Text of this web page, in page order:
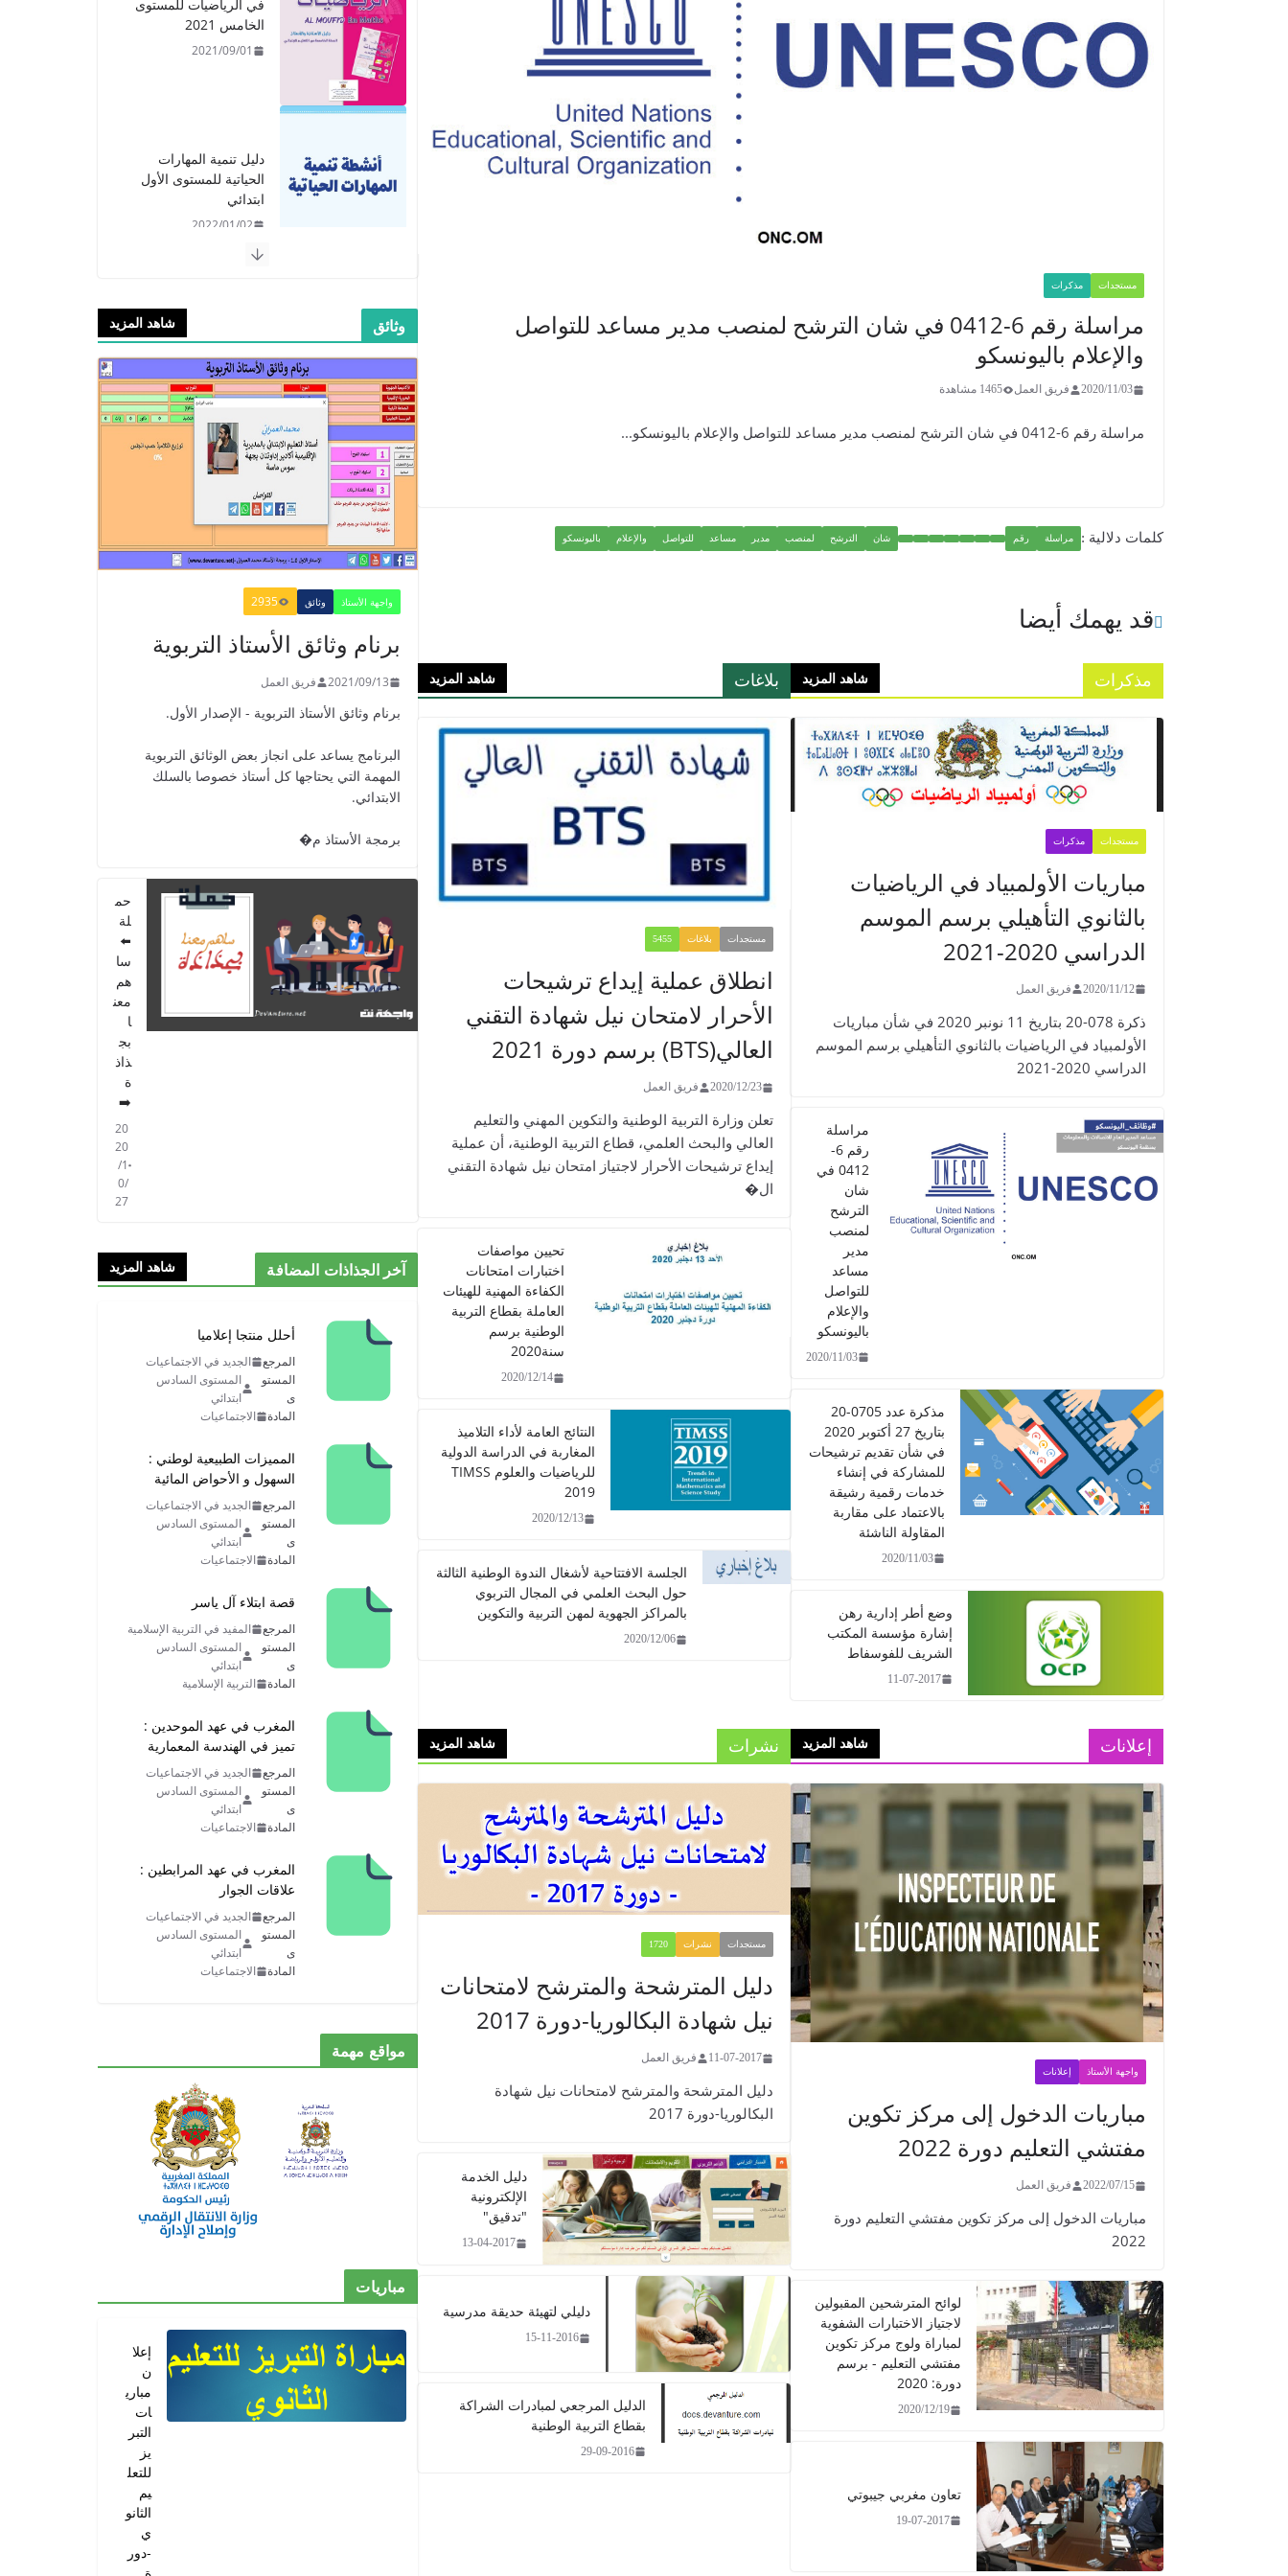
مستجدات مذكرات
مراسلة رقم 6-0412 في شان الترشح لمنصب مدير مساعد للتواصل
والإعلام باليونسكو
2020/11/03 فريق العمل 1465 مشاهدة
​مراسلة رقم 6-0412 في شان الترشح لمنصب مدير مساعد للتواصل والإعلام باليونسكو...
كلمات دلالية : مراسلة رقم شان الترشح لمنصب مدير مساعد للتواصل والإعلام باليونسكو
قد يهمك أيضا
مذكرات شاهد المزيد
مستجدات مذكرات
مباريات الأولمبياد في الرياضيات
بالثانوي التأهيلي برسم الموسم
الدراسي 2020-2021
2020/11/12 فريق العمل
ذكرة 078-20 بتاريخ 11 نونبر 2020 في شأن مباريات
الأولمبياد في الرياضيات بالثانوي التأهيلي برسم الموسم
الدراسي 2020-2021
مراسلة
رقم 6-
0412 في
شان
الترشح
لمنصب
مدير
مساعد
للتواصل
والإعلام
باليونسكو
2020/11/03
مذكرة عدد 0705-20
بتاريخ 27 أكتوبر 2020
في شأن تقديم ترشيحات
للمشاركة في إنشاء
خدمات رقمية رشيقة
بالاعتماد على مقاربة
المقاولة الناشئة
2020/11/03
وضع أطر إدارية رهن
إشارة مؤسسة المكتب
الشريف للفوسفاط
11-07-2017
بلاغات شاهد المزيد
مستجدات بلاغات 5455
انطلاق عملية إيداع ترشيحات
الأحرار لامتحان نيل شهادة التقني
العالي(BTS) برسم دورة 2021
2020/12/23 فريق العمل
تعلن وزارة التربية الوطنية والتكوين المهني والتعليم
العالي والبحث العلمي، قطاع التربية الوطنية، أن عملية
إيداع ترشيحات الأحرار لاجتياز امتحان نيل شهادة التقني
ال�
تحيين مواصفات
اختبارات امتحانات
الكفاءة المهنية للهيئات
العاملة بقطاع التربية
الوطنية برسم
سنة2020
2020/12/14
النتائج العامة لأداء التلاميذ
المغاربة في الدراسة الدولية
للرياضيات والعلوم TIMSS
2019
2020/12/13
الجلسة الافتتاحية لأشغال الندوة الوطنية الثالثة
حول البحث العلمي في المجال التربوي
بالمراكز الجهوية لمهن التربية والتكوين
2020/12/06
إعلانات شاهد المزيد
واجهة الأستاذ إعلانات
مباريات الدخول إلى مركز تكوين
مفتشي التعليم دورة 2022
2022/07/15 فريق العمل
مباريات الدخول إلى مركز تكوين مفتشي التعليم دورة
2022
لوائح المترشحين المقبولين
لاجتياز الاختبارات الشفوية
لمباراة ولوج مركز تكوين
مفتشي التعليم - برسم
دورة: 2020
2020/12/19
تعاون مغربي جيبوتي
19-07-2017
نشرات شاهد المزيد
مستجدات نشرات 1720
​​​​دليل المترشحة والمترشح لامتحانات
نيل شهادة البكالوريا-دورة 2017
11-07-2017 فريق العمل
​​​​دليل المترشحة والمترشح لامتحانات نيل شهادة
البكالوريا-دورة 2017
دليل الخدمة
الإلكترونية
"تدقيق"
13-04-2017
دليلي لتهيئة حديقة مدرسية​
15-11-2016
الدليل المرجعي لمبادرات الشراكة
بقطاع التربية الوطنية
29-09-2016
العربية للمستوى الرابع -
​Guide Prof - ​​​Guide
Mes apprentissages
en Français 6 AEP
-2021
2021/09/01
الدليل البيداغوجي لتنمية
المهارات الحياتية
PROFESSEUR -
PARCOURS - 6ème
وثائق شاهد المزيد
واجهة الأستاذ وثائق 2935
برنام وثائق الأستاذ التربوية
2021/09/13 فريق العمل
برنام وثائق الأستاذ التربوية - الإصدار الأول.
البرنامج يساعد على انجاز بعض الوثائق التربوية
المهمة التي يحتاجها كل أستاذ خصوصا بالسلك
الابتدائي.
برمجة الأستاذ م�
حم
لة
⬅️
سا
هم
معن
ا
بج
ذاذ
ة
➡️
20
20
/1
0/
27
آخر الجذاذات المضافة شاهد المزيد
أحلل منتجا إعلاميا
المرجع
الجديد في الاجتماعيات
المستو
ى
المستوى السادس
ابتدائي
المادة
الاجتماعيات
المميزات الطبيعية لوطني :
السهول و الأحواض المائية
المرجع
الجديد في الاجتماعيات
المستو
ى
المستوى السادس
ابتدائي
المادة
الاجتماعيات
قصة ابتلاء آل ياسر
المرجع
المفيد في التربية الإسلامية
المستو
ى
المستوى السادس
ابتدائي
المادة
التربية الإسلامية
المغرب في عهد الموحدين :
تميز في الهندسة المعمارية
المرجع
الجديد في الاجتماعيات
المستو
ى
المستوى السادس
ابتدائي
المادة
الاجتماعيات
المغرب في عهد المرابطين :
علاقات الجوار
المرجع
الجديد في الاجتماعيات
المستو
ى
المستوى السادس
ابتدائي
المادة
الاجتماعيات
مواقع مهمة
مباريات
إعلا
ن
مباري
ات
التبر
يز
للتعل
يم
الثانو
ي
-دور